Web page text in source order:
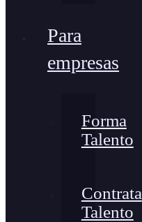
Para
empresas
Forma
Talento
Contrata
Talento